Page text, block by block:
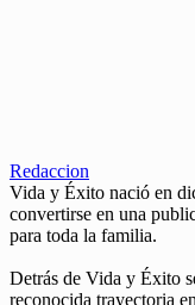
Redaccion
Vida y Éxito nació en
convertirse en una
para toda la familia.
Detrás de Vida y Éxito
reconocida trayectoria